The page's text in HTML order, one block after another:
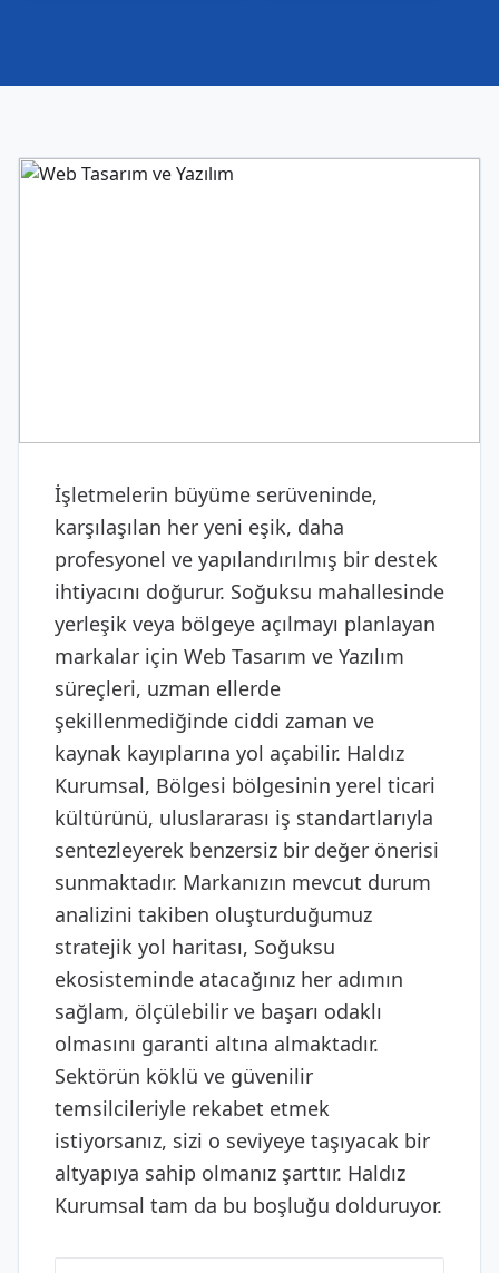
İşletmelerin büyüme serüveninde,
karşılaşılan her yeni eşik, daha
profesyonel ve yapılandırılmış bir destek
ihtiyacını doğurur. Soğuksu mahallesinde
yerleşik veya bölgeye açılmayı planlayan
markalar için Web Tasarım ve Yazılım
süreçleri, uzman ellerde
şekillenmediğinde ciddi zaman ve
kaynak kayıplarına yol açabilir. Haldız
Kurumsal, Bölgesi bölgesinin yerel ticari
kültürünü, uluslararası iş standartlarıyla
sentezleyerek benzersiz bir değer önerisi
sunmaktadır. Markanızın mevcut durum
analizini takiben oluşturduğumuz
stratejik yol haritası, Soğuksu
ekosisteminde atacağınız her adımın
sağlam, ölçülebilir ve başarı odaklı
olmasını garanti altına almaktadır.
Sektörün köklü ve güvenilir
temsilcileriyle rekabet etmek
istiyorsanız, sizi o seviyeye taşıyacak bir
altyapıya sahip olmanız şarttır. Haldız
Kurumsal tam da bu boşluğu dolduruyor.